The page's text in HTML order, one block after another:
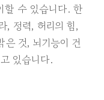
할 수 있습니다. 한
, 정력, 허리의 힘,
것, 뇌기능이 건
있습니다.